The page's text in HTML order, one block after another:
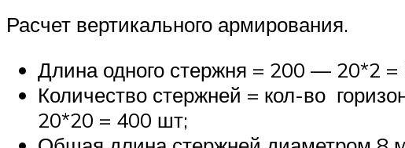
Расчет вертикального армирования.
Длина одного стержня = 200 — 20*2
Количество стержней = кол-во
20*20 = 400 шт;